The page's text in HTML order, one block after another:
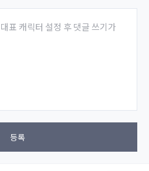
표 캐릭터 설정 후 댓글 쓰기가
등록